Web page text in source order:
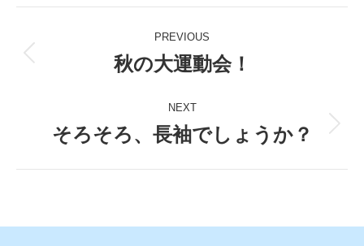
navigation
PREVIOUS
Previous
秋の大運動会！
NEXT
Next
そろそろ、長袖でしょうか？